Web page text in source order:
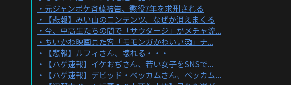
元ジャンポケ斉藤被告、懲役7年を求刑される
【悲報】みい山のコンテンツ、なぜか消えまくる
今、中高生たちの間で「サウダージ」がメチャ流...
ちいかわ映画見た客「モモンガかわいい🥰」ナ...
【悲報】ルフィさん、壊れる・・・
【ハゲ速報】イケおぢさん、若い女子をSNSで...
【ハゲ速報】デビッド・ベッカムさん、ベッカム...